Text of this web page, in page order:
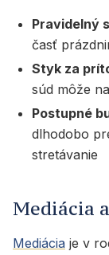
Pravidelný
časť
Styk za
súd môže
Postupné
dlhodobo
stretávanie
Mediácia
Mediácia je v